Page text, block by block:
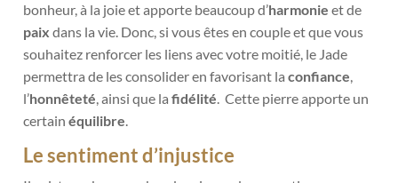
bonheur, à la joie et apporte beaucoup d’harmonie et de
paix dans la vie. Donc, si vous êtes en couple et que vous
souhaitez renforcer les liens avec votre moitié, le Jade
permettra de les consolider en favorisant laconfiance,
l’honnêteté, ainsi que lafidélité.Cette pierre apporte un
certain équilibre.
Le sentiment d’injustice